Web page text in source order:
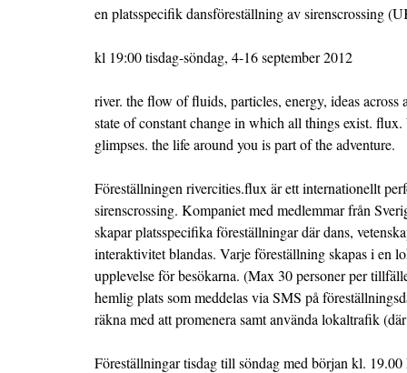
en platsspecifik dansföreställning av sirenscrossing
kl 19:00 tisdag-söndag, 4-16 september 2012
river. the flow of fluids, particles, energy, ideas across
state of constant change in which all things exist.
glimpses. the life around you is part of the adventure.
Föreställningen rivercities.flux är ett internationellt
sirenscrossing. Kompaniet med medlemmar från
skapar platsspecifika föreställningar där dans,
interaktivitet blandas. Varje föreställning skapas i en
upplevelse för besökarna. (Max 30 personer per
hemlig plats som meddelas via SMS på
räkna med att promenera samt använda lokaltrafik
Föreställningar tisdag till söndag med början kl.